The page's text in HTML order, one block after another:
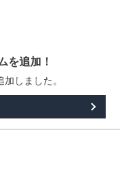
を追加！
しました。